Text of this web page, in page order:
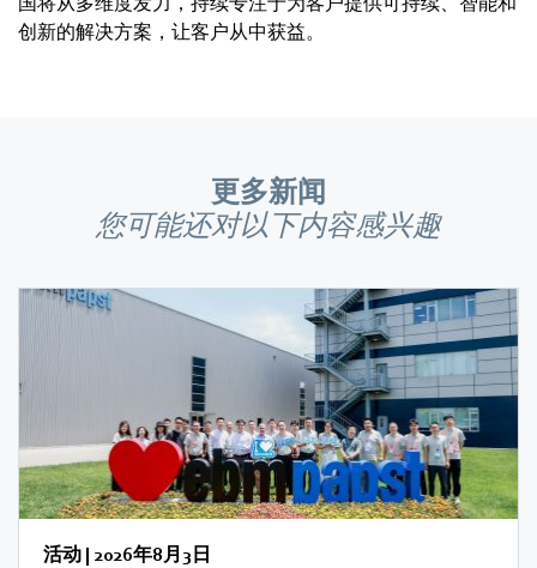
创新的解决方案，让客户从中获益。
更多新闻
您可能还对以下内容感兴趣
活动 2026年8月3日